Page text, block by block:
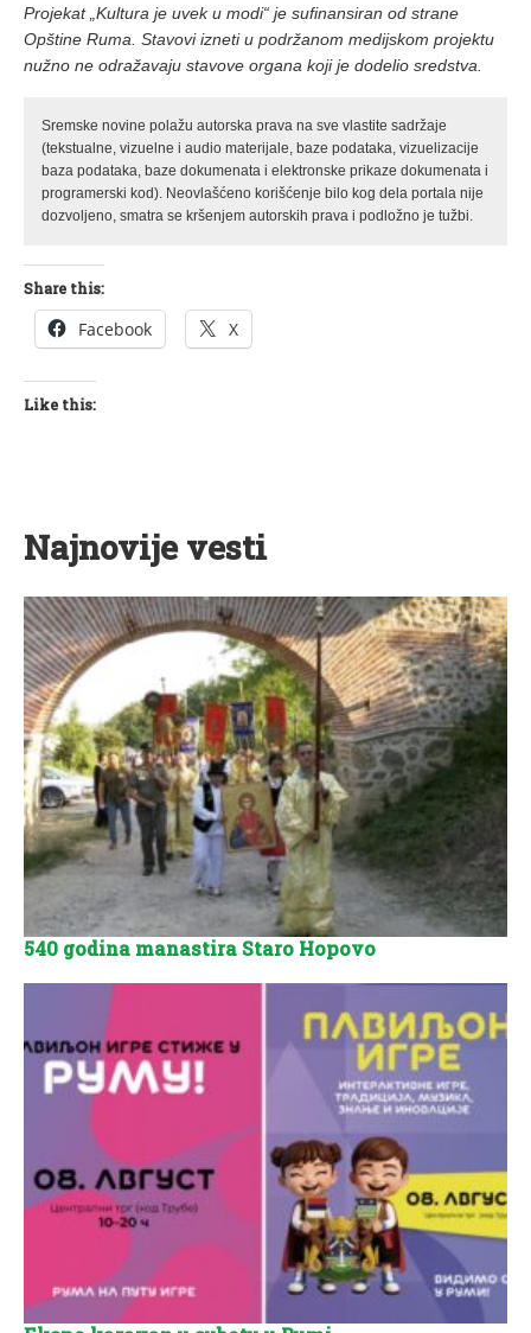
Projekat „Kultura je uvek u modi“ je sufinansiran od strane
Opštine Ruma. Stavovi izneti u podržanom medijskom projektu
nužno ne odražavaju stavove organa koji je dodelio sredstva.
Sremske novine polažu autorska prava na sve vlastite sadržaje
(tekstualne, vizuelne i audio materijale, baze podataka, vizuelizacije
baza podataka, baze dokumenata i elektronske prikaze dokumenata i
programerski kod). Neovlašćeno korišćenje bilo kog dela portala nije
dozvoljeno, smatra se kršenjem autorskih prava i podložno je tužbi.
Share this:
Facebook X
Like this:
Najnovije vesti
540 godina manastira Staro Hopovo